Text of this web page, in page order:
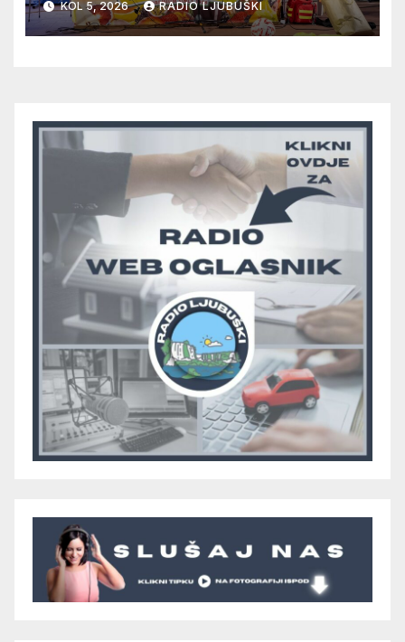
odlučiti o prvom mjestu u
skupini “A”, seniori Teskere
Grma “vratio u igru”
KOL 5, 2026 RADIO LJUBUŠKI